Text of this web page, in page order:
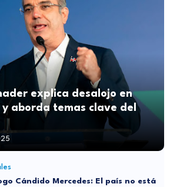
explica desalojo en
aborda temas clave del
Cándido Mercedes: El país no está